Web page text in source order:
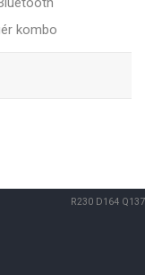
kombo
R230 D164 Q137